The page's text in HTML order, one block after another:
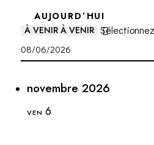
AUJOURD’HUI
À VENIR À VENIR
novembre 2026
VEN 6